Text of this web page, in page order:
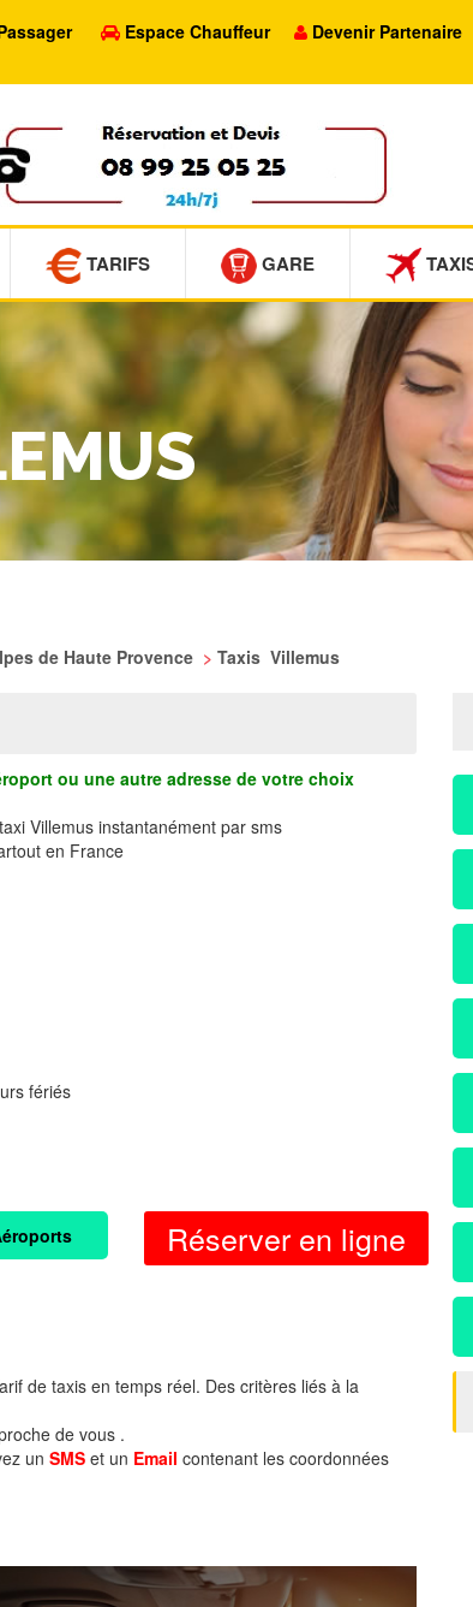
Espace Chauffeur Devenir Partenaire
TARIFS GARE
de Haute Provence > Taxis Villemus
ou une autre adresse de votre choix
Villemus instantanément par sms
en France
fériés
Réserver en ligne
de taxis en temps réel. Des critères liés à la
de vous .
un SMS et un Email contenant les coordonnées